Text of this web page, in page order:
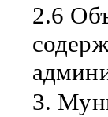
2.6
3.